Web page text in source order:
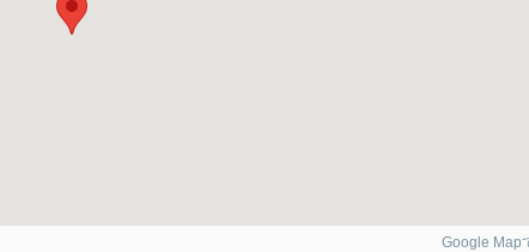
Google Map